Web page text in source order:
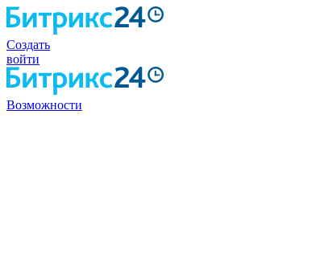
Создать
войти
Возможности